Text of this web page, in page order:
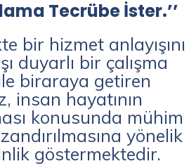
Tecrübe İster.’’
bir hizmet anlayışını
duyarlı bir çalışma
biraraya getiren
insan hayatının
konusunda mühim
yönelik
göstermektedir.